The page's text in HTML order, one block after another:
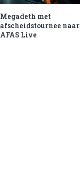
Megadeth met
afscheidstournee naar
AFAS Live